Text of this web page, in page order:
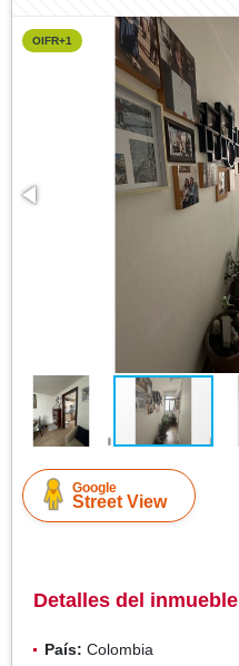
OIFR+1
Google
Street View
Detalles del inmueble
País: Colombia